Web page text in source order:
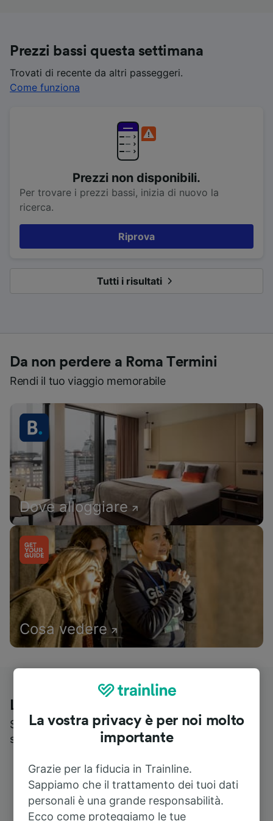
Prezzi bassi questa settimana
Trovati di recente da altri passeggeri.
Come funziona
Prezzi non disponibili.
Per trovare i prezzi bassi, inizia di nuovo la
ricerca.
Riprova
Tutti i risultati
Da non perdere a Roma Termini
Rendi il tuo viaggio memorabile
Dove alloggiare
Cosa vedere
Le recensioni dei nostri viaggiatori
Scopri cosa pensa realmente chi utilizza i nostri
servizi
La vostra privacy è per noi molto
importante
Grazie per la fiducia in Trainline.
Sappiamo che il trattamento dei tuoi dati
personali è una grande responsabilità.
Ecco come proteggiamo le tue